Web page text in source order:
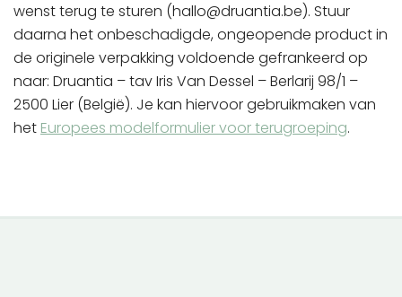
wenst terug te sturen (hallo@druantia.be). Stuur
daarna het onbeschadigde, ongeopende product in
de originele verpakking voldoende gefrankeerd op
naar: Druantia – tav Iris Van Dessel – Berlarij 98/1 –
2500 Lier (België). Je kan hiervoor gebruikmaken van
het Europees modelformulier voor terugroeping.